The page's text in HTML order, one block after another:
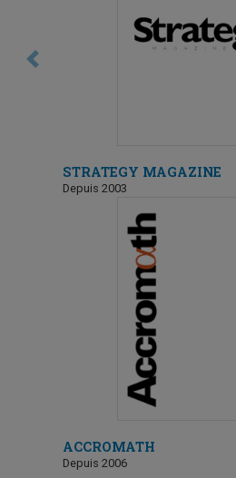
STRATEGY MAGAZINE
Depuis 2003
ACCROMATH
Depuis 2006
Previous